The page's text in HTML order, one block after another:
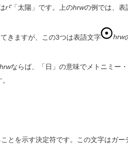
rꜤ「太陽」です。上のhrwの例では、表
きますが、この3つは表語文字 hrw
hrwならば、「日」の意味でメトニミー・
とを示す決定符です。この文字はガ